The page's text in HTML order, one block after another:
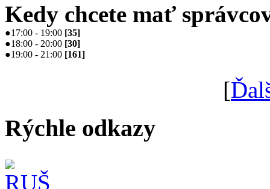
Kedy chcete mať
●17:00 - 19:00 [35]
●18:00 - 20:00 [30]
●19:00 - 21:00 [161]
[
Rýchle odkazy